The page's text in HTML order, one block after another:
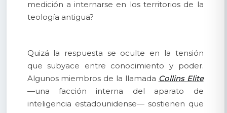
medición a internarse en los territorios de la
teología antigua?
Quizá la respuesta se oculte en la tensión
que subyace entre conocimiento y poder.
Algunos miembros de la llamada Collins Elite
—una facción interna del aparato de
inteligencia estadounidense— sostienen que